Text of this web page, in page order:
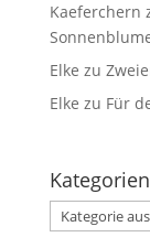
Kaeferchern
Elke zu
Elke zu Für
Kategorien
Kategorien